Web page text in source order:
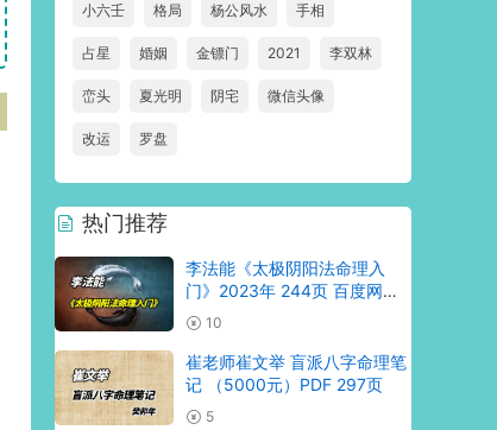
小六壬 格局 杨公风水 手相
占星 婚姻 金镖门 2021 李双林
峦头 夏光明 阴宅 微信头像
改运 罗盘
热门推荐
李法能《太极阴阳法命理入
门》2023年 244页 百度网盘
分享
10
崔老师崔文举 盲派八字命理笔
记 （5000元）PDF 297页
5